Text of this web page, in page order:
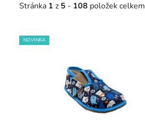
Stránka 1 z 5 - 108 položek celkem
V
ý
NOVINKA